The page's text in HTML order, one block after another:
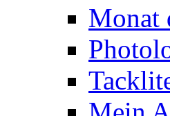
Monat